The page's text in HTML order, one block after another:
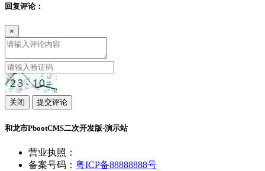
回复评论：
×
关闭 提交评论
和龙市PbootCMS二次开发版-演示站
营业执照：
备案号码： 粤ICP备88888888号